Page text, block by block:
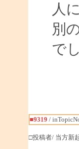
人
別
で
■9319 /
□投稿者/ 当方新